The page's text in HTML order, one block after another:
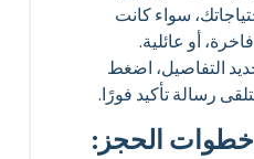
سواء كانت
أو عائلية.
التفاصيل، اضغط
رسالة تأكيد فورًا.
الحجز: